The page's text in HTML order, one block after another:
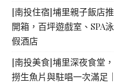
[南投住宿]埔里親子飯店
開箱，百坪遊戲室、SPA
假酒店
[南投美食]埔里深夜食堂
撈生魚片與駐唱一次滿足